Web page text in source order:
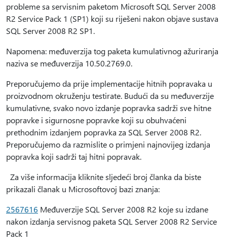
probleme sa servisnim paketom Microsoft SQL Server 2008
R2 Service Pack 1 (SP1) koji su riješeni nakon objave sustava
SQL Server 2008 R2 SP1.
Napomena: međuverzija tog paketa kumulativnog ažuriranja
naziva se međuverzija 10.50.2769.0.
Preporučujemo da prije implementacije hitnih popravaka u
proizvodnom okruženju testirate. Budući da su međuverzije
kumulativne, svako novo izdanje popravka sadrži sve hitne
popravke i sigurnosne popravke koji su obuhvaćeni
prethodnim izdanjem popravka za SQL Server 2008 R2.
Preporučujemo da razmislite o primjeni najnovijeg izdanja
popravka koji sadrži taj hitni popravak.
Za više informacija kliknite sljedeći broj članka da biste
prikazali članak u Microsoftovoj bazi znanja:
2567616 Međuverzije SQL Server 2008 R2 koje su izdane
nakon izdanja servisnog paketa SQL Server 2008 R2 Service
Pack 1